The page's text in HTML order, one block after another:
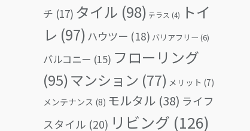
チ (17) タイル (98) テラス (4)
トイ
レ (97) ハウツー (18) バリアフリー (6)
バルコニー (15) フローリング
(95)マンション (77) メリット (7)
メンテナンス (8) モルタル (38) ライフ
スタイル (20) リビング (126)